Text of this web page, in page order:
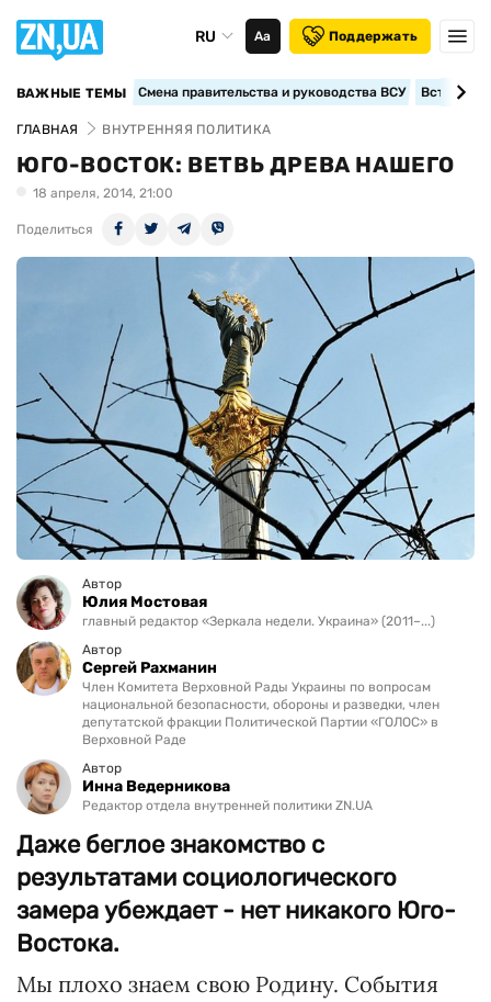
RU Аа Поддержать
ВАЖНЫЕ ТЕМЫ Смена правительства и руководства ВСУ
ГЛАВНАЯ ВНУТРЕННЯЯ ПОЛИТИКА
ЮГО-ВОСТОК: ВЕТВЬ ДРЕВА НАШЕГО
18 апреля, 2014, 21:00
Поделиться
Автор
Юлия Мостовая
главный редактор «Зеркала недели. Украина» (2011–...)
Автор
Сергей Рахманин
Член Комитета Верховной Рады Украины по вопросам
национальной безопасности, обороны и разведки, член
депутатской фракции Политической Партии «ГОЛОС» в
Верховной Раде
Автор
Инна Ведерникова
Редактор отдела внутренней политики ZN.UA
Даже беглое знакомство с
результатами социологического
замера убеждает - нет никакого Юго-
Востока.
Мы плохо знаем свою Родину. События